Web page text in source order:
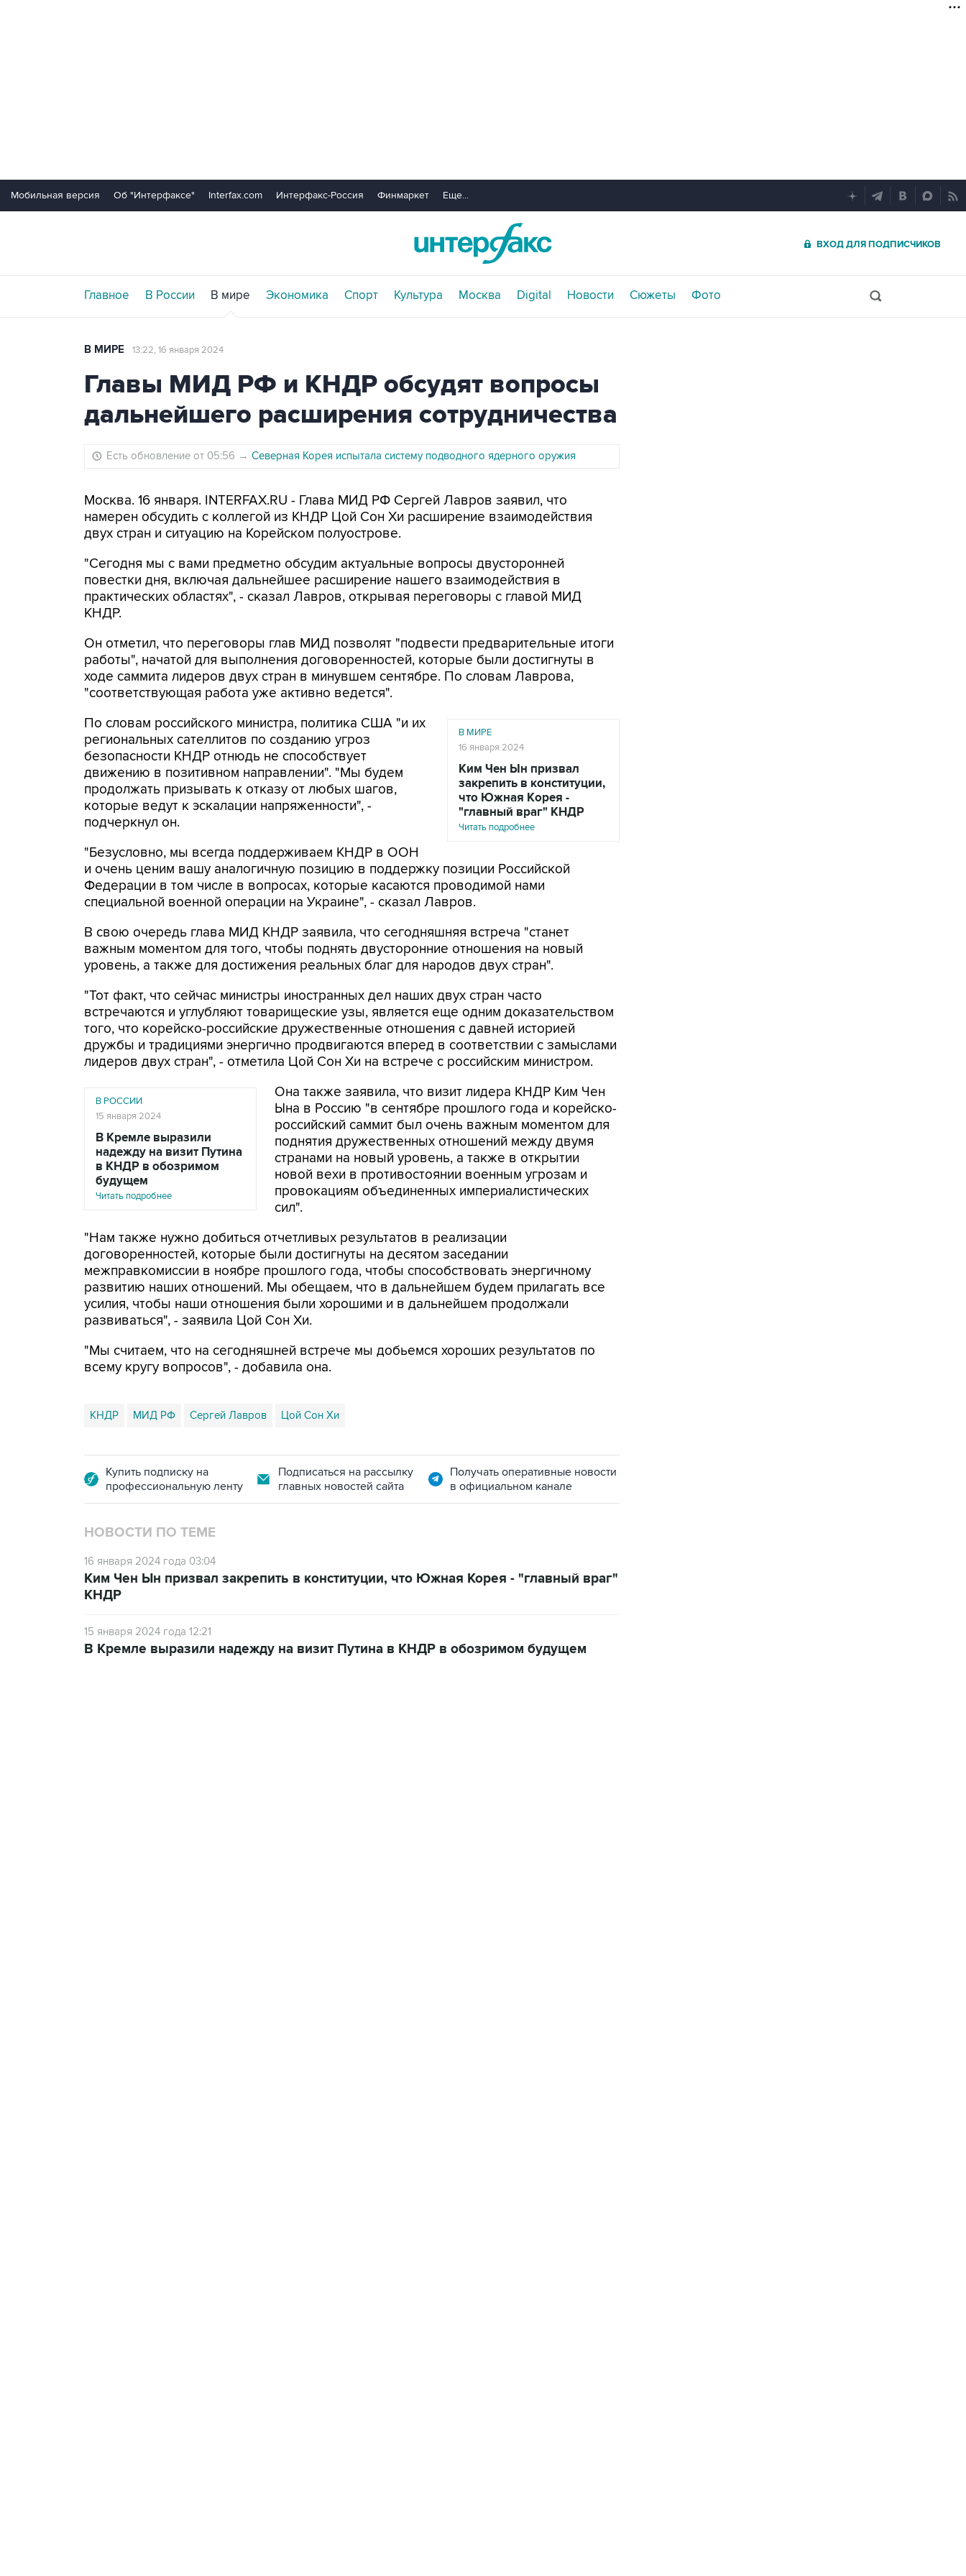
Мобильная версия Об "Интерфаксе" Interfax.com Интерфакс-Россия Финмаркет Еще...
ВХОД ДЛЯ ПОДПИСЧИКОВ
Главное В России В мире Экономика Спорт Культура Москва Digital Новости Сюжеты Фото
В МИРЕ 13:22, 16 января 2024
Главы МИД РФ и КНДР обсудят вопросы
дальнейшего расширения сотрудничества
Есть обновление от 05:56 → Северная Корея испытала систему подводного ядерного оружия
Москва. 16 января. INTERFAX.RU - Глава МИД РФ Сергей Лавров заявил, что
намерен обсудить с коллегой из КНДР Цой Сон Хи расширение взаимодействия
двух стран и ситуацию на Корейском полуострове.
"Сегодня мы с вами предметно обсудим актуальные вопросы двусторонней
повестки дня, включая дальнейшее расширение нашего взаимодействия в
практических областях", - сказал Лавров, открывая переговоры с главой МИД
КНДР.
Он отметил, что переговоры глав МИД позволят "подвести предварительные итоги
работы", начатой для выполнения договоренностей, которые были достигнуты в
ходе саммита лидеров двух стран в минувшем сентябре. По словам Лаврова,
"соответствующая работа уже активно ведется".
В МИРЕ
16 января 2024
Ким Чен Ын призвал
закрепить в конституции,
что Южная Корея -
"главный враг" КНДР
Читать подробнее
По словам российского министра, политика США "и их
региональных сателлитов по созданию угроз
безопасности КНДР отнюдь не способствует
движению в позитивном направлении". "Мы будем
продолжать призывать к отказу от любых шагов,
которые ведут к эскалации напряженности", -
подчеркнул он.
"Безусловно, мы всегда поддерживаем КНДР в ООН
и очень ценим вашу аналогичную позицию в поддержку позиции Российской
Федерации в том числе в вопросах, которые касаются проводимой нами
специальной военной операции на Украине", - сказал Лавров.
В свою очередь глава МИД КНДР заявила, что сегодняшняя встреча "станет
важным моментом для того, чтобы поднять двусторонние отношения на новый
уровень, а также для достижения реальных благ для народов двух стран".
"Тот факт, что сейчас министры иностранных дел наших двух стран часто
встречаются и углубляют товарищеские узы, является еще одним доказательством
того, что корейско-российские дружественные отношения с давней историей
дружбы и традициями энергично продвигаются вперед в соответствии с замыслами
лидеров двух стран", - отметила Цой Сон Хи на встрече с российским министром.
В РОССИИ
15 января 2024
В Кремле выразили
надежду на визит Путина
в КНДР в обозримом
будущем
Читать подробнее
Она также заявила, что визит лидера КНДР Ким Чен
Ына в Россию "в сентябре прошлого года и корейско-
российский саммит был очень важным моментом для
поднятия дружественных отношений между двумя
странами на новый уровень, а также в открытии
новой вехи в противостоянии военным угрозам и
провокациям объединенных империалистических
сил".
"Нам также нужно добиться отчетливых результатов в реализации
договоренностей, которые были достигнуты на десятом заседании
межправкомиссии в ноябре прошлого года, чтобы способствовать энергичному
развитию наших отношений. Мы обещаем, что в дальнейшем будем прилагать все
усилия, чтобы наши отношения были хорошими и в дальнейшем продолжали
развиваться", - заявила Цой Сон Хи.
"Мы считаем, что на сегодняшней встрече мы добьемся хороших результатов по
всему кругу вопросов", - добавила она.
КНДР МИД РФ Сергей Лавров Цой Сон Хи
Купить подписку на
профессиональную ленту
Подписаться на рассылку
главных новостей сайта
Получать оперативные новости
в официальном канале
НОВОСТИ ПО ТЕМЕ
16 января 2024 года 03:04
Ким Чен Ын призвал закрепить в конституции, что Южная Корея - "главный враг"
КНДР
15 января 2024 года 12:21
В Кремле выразили надежду на визит Путина в КНДР в обозримом будущем